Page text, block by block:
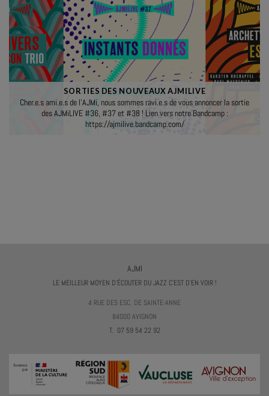
SORTIES DES NOUVEAUX AJMILIVE
Cher.e.s ami.e.s de l’AJMi, nous sommes ravi.e.s de vous annoncer la sortie
des AJMiLIVE #36, #37 et #38 ! Lien vers notre Bandcamp :
https://ajmilive.bandcamp.com/
AJMI
LE MEILLEUR MOYEN D'ÉCOUTER DU JAZZ C'EST D'EN VOIR !
4 RUE DES ESC. DE SAINTE-ANNE
84000 AVIGNON
T. 07 59 54 22 92